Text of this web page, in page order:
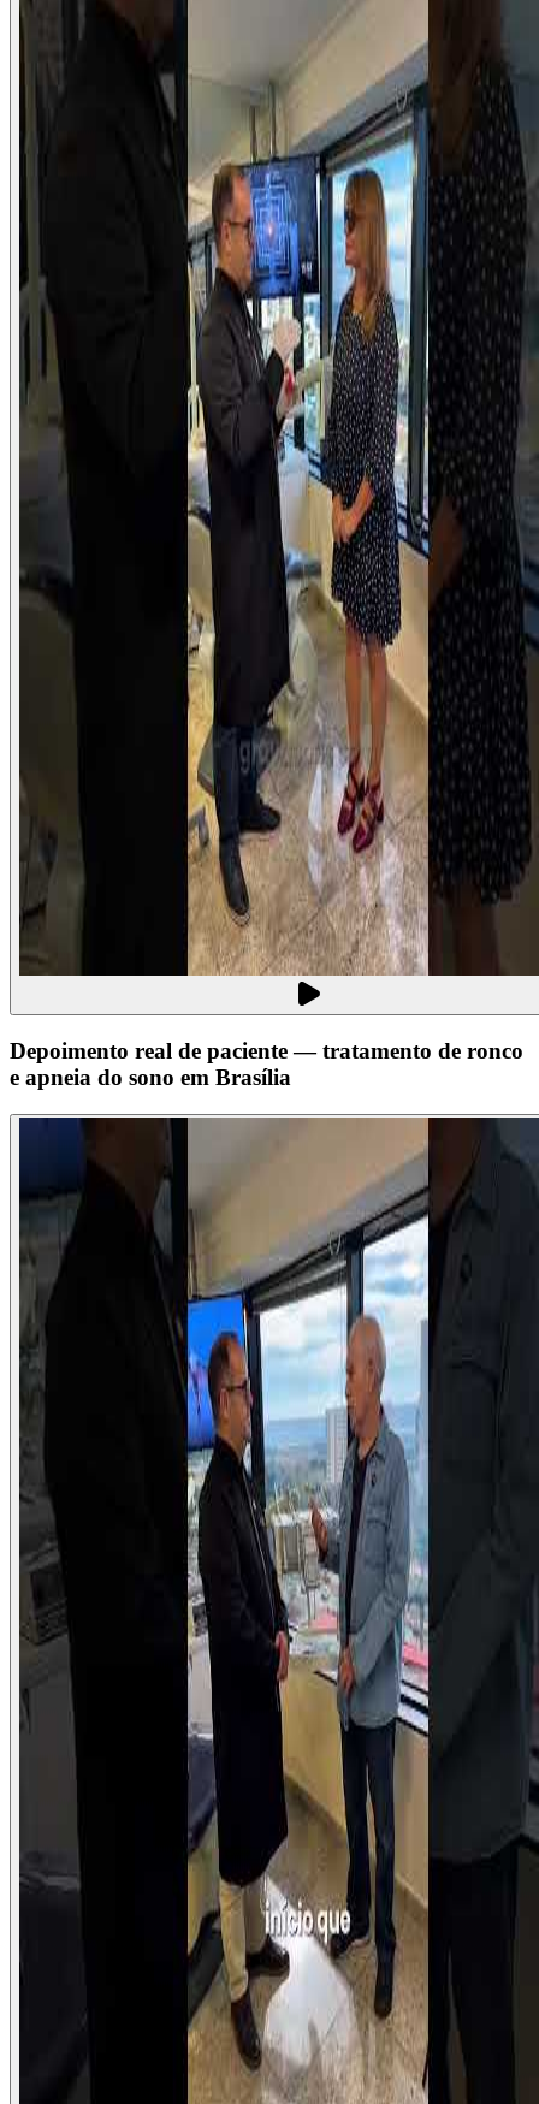
Depoimento real de paciente — tratamento de ronco
e apneia do sono em Brasília